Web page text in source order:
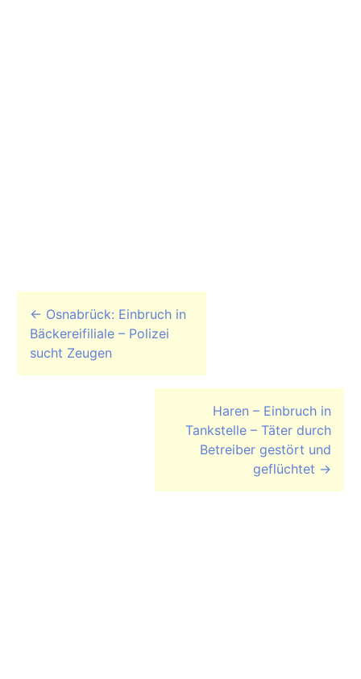
Beitrags-Navigation
← Osnabrück: Einbruch in
Bäckereifiliale – Polizei
sucht Zeugen
Haren – Einbruch in
Tankstelle – Täter durch
Betreiber gestört und
geflüchtet →